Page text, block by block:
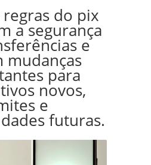
regras do pix
a segurança
e
mudanças
para
novos,
e
futuras.